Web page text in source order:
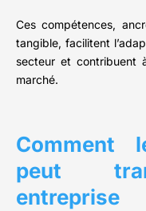
Ces compétences,
tangible, facilitent
secteur et contribuent
marché.
Comment
peut
entreprise